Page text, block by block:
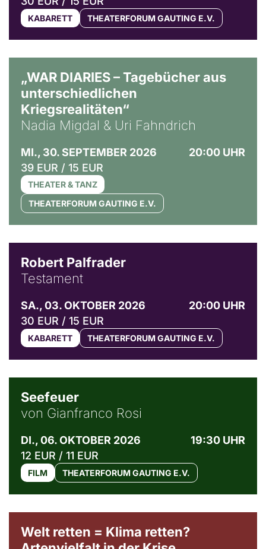
KABARETT THEATERFORUM GAUTING E.V.
„WAR DIARIES – Tagebücher aus
unterschiedlichen
Kriegsrealitäten“
Nadia Migdal & Uri Fahndrich
MI., 30. SEPTEMBER 2026
20:00 UHR
39 EUR / 15 EUR
THEATER & TANZ
THEATERFORUM GAUTING E.V.
Robert Palfrader
Testament
SA., 03. OKTOBER 2026
20:00 UHR
30 EUR / 15 EUR
KABARETT THEATERFORUM GAUTING E.V.
Seefeuer
von Gianfranco Rosi
DI., 06. OKTOBER 2026
19:30 UHR
12 EUR / 11 EUR
FILM THEATERFORUM GAUTING E.V.
Welt retten = Klima retten?